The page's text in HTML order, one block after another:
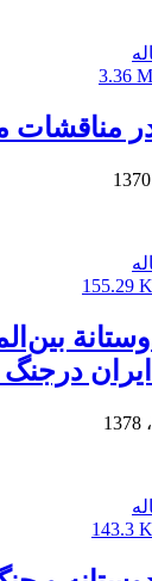
3.36 M
مناقشات
155.29 K
143.3 K